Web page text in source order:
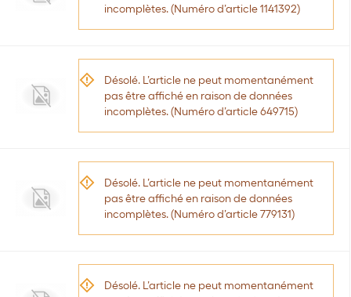
incomplètes. (Numéro d’article 1141392)
Désolé. L’article ne peut momentanément
pas être affiché en raison de données
incomplètes. (Numéro d’article 649715)
Désolé. L’article ne peut momentanément
pas être affiché en raison de données
incomplètes. (Numéro d’article 779131)
Désolé. L’article ne peut momentanément